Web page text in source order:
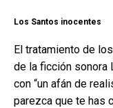
Los Santos inocentes
El tratamiento de
de la ficción sonora
con “un afán de
parezca que te has